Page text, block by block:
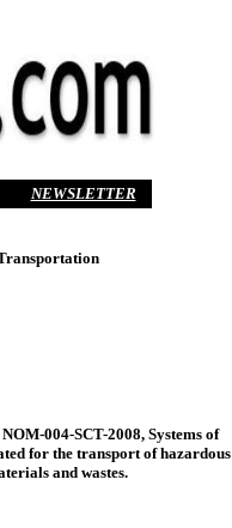
NEWSLETTER
004-SCT-2008, Systems of
for the transport of hazardous
and wastes.